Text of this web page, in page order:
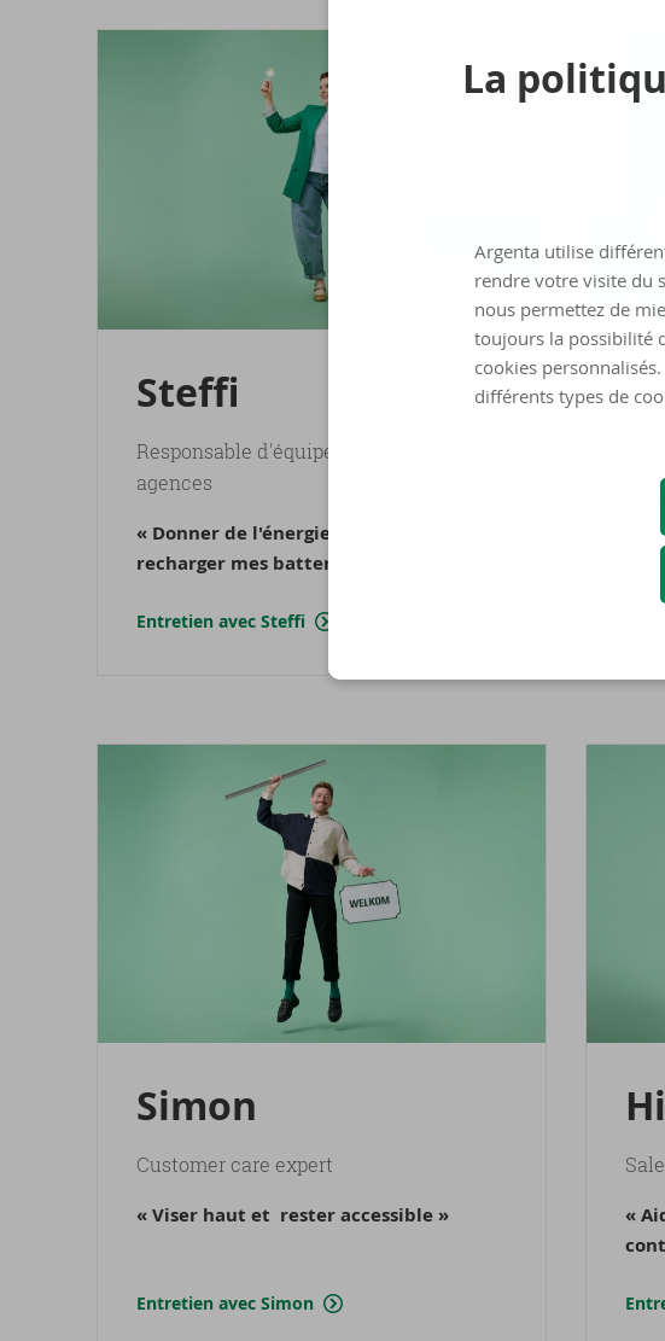
La
Argenta utilise
rendre votre visite du
nous permettez de
toujours la possibilité
cookies
différents types de
Stef­fi
Responsable d'équipe Exploitation des
agences
« Donner de l'énergie à mon équipe et
recharger mes batteries »
Entretien avec Steffi
«
Simon
Customer care expert
« Viser haut et rester accessible »
Entretien avec Simon
«